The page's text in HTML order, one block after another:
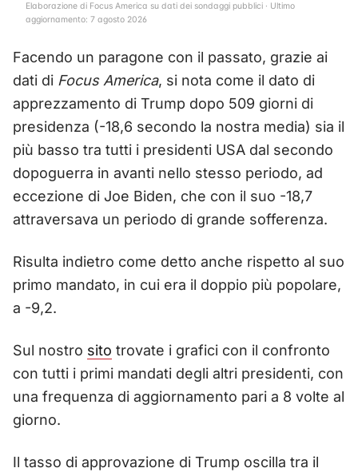
Elaborazione di Focus America su dati dei sondaggi pubblici · Ultimo
aggiornamento: 7 agosto 2026
Facendo un paragone con il passato, grazie ai
dati di Focus America, si nota come il dato di
apprezzamento di Trump dopo 509 giorni di
presidenza (-18,6 secondo la nostra media) sia il
più basso tra tutti i presidenti USA dal secondo
dopoguerra in avanti nello stesso periodo, ad
eccezione di Joe Biden, che con il suo -18,7
attraversava un periodo di grande sofferenza.
Risulta indietro come detto anche rispetto al suo
primo mandato, in cui era il doppio più popolare,
a -9,2.
Sul nostro sito trovate i grafici con il confronto
con tutti i primi mandati degli altri presidenti, con
una frequenza di aggiornamento pari a 8 volte al
giorno.
Il tasso di approvazione di Trump oscilla tra il